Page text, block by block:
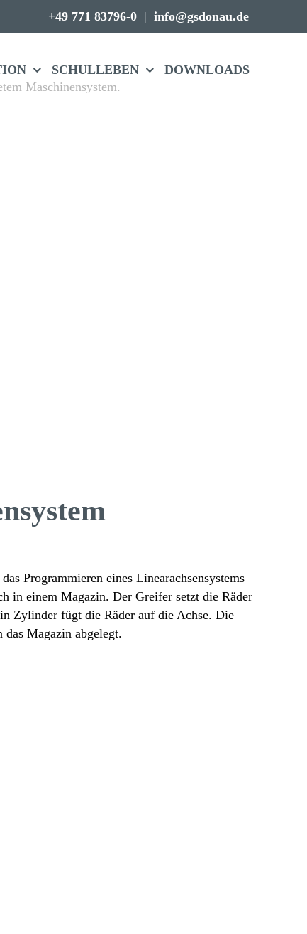
+49 771 83796-0 | info@gsdonau.de
SCHUL­LEBEN DOWN­LOADS
Program­mieren eines Line­ar­ach­sen­sys­tems
in einem Magazin. Der Greifer setzt die Räder
Zylinder fügt die Räder auf die Achse. Die
Magazin abgelegt.